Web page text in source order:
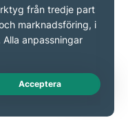
och
Live Chat